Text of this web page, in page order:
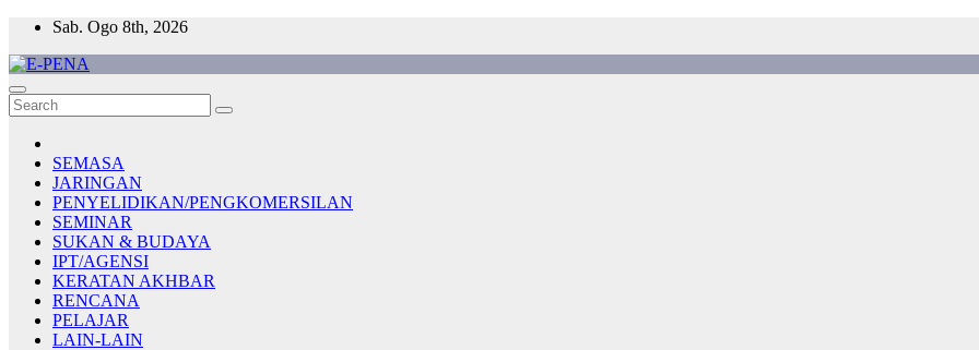
Skip
content
Sab. Ogo 8th, 2026
E-PENA
Berita Digital Terkini
SEMASA
JARINGAN
PENYELIDIKAN/PENGKOMERSILAN
SEMINAR
SUKAN & BUDAYA
IPT/AGENSI
KERATAN AKHBAR
RENCANA
PELAJAR
LAIN-LAIN